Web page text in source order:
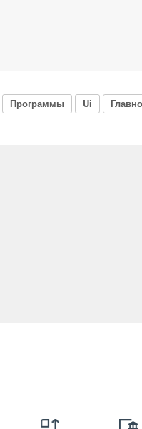
Программы Ui